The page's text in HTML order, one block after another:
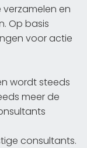
en
Op basis
voor actie
wordt steeds
meer de
consultants.